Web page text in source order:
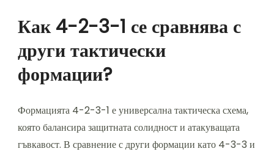
Как 4-2-3-1 се сравнява с
други тактически
формации?
Формацията 4-2-3-1 е универсална тактическа схема,
която балансира защитната солидност и атакуващата
гъвкавост. В сравнение с други формации като 4-3-3 и